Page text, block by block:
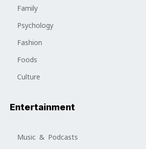
Family
Psychology
Fashion
Foods
Culture
Entertainment
Music & Podcasts